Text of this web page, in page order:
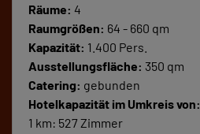
Räume: 4
Raumgrößen: 64 - 660 qm
Kapazität: 1.400 Pers.
Ausstellungsfläche: 350 qm
Catering: gebunden
Hotelkapazität im Umkreis von:
1 km: 527 Zimmer